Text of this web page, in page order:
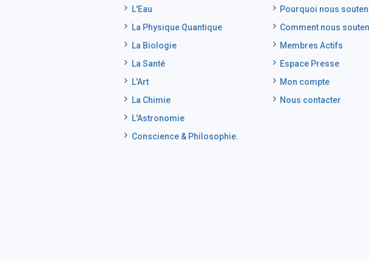
L'Eau
La Physique Quantique
La Biologie
La Santé
L'Art
La Chimie
L'Astronomie
Conscience & Philosophie.
Pourquoi nous
Comment nous
Membres Actifs
Espace Presse
Mon compte
Nous contacter